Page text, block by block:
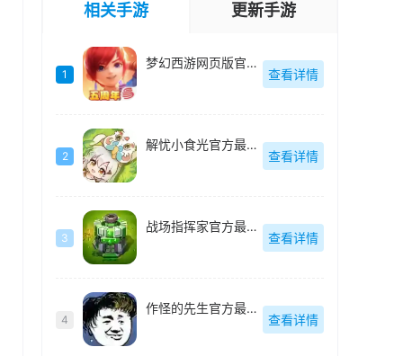
相关手游 更新手游
1
梦幻西游网页版官方版最新版本
查看详情
2
解忧小食光官方最新版
查看详情
3
战场指挥家官方最新版
查看详情
4
作怪的先生官方最新版
查看详情